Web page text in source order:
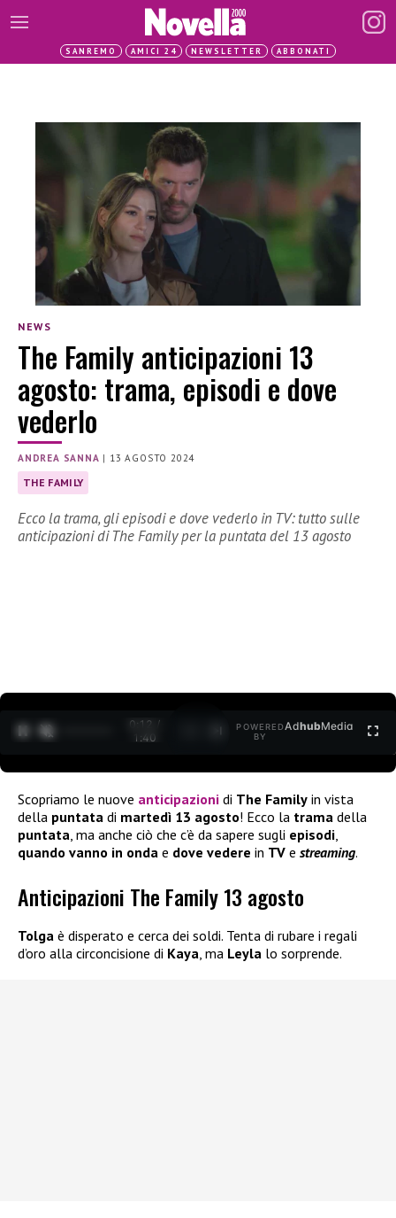
SANREMO AMICI 24 NEWSLETTER ABBONATI
NEWS
The Family anticipazioni 13
agosto: trama, episodi e dove
vederlo
ANDREA SANNA | 13 AGOSTO 2024
THE FAMILY
Ecco la trama, gli episodi e dove vederlo in TV: tutto sulle
anticipazioni di The Family per la puntata del 13 agosto
0:13 /
1:40
POWERED
BY
AdhubMedia
Scopriamo le nuove anticipazioni di The Family in vista
della puntata di martedì 13 agosto! Ecco la trama della
puntata , ma anche ciò che c’è da sapere sugli episodi
quando vanno in onda e dove vedere in TV e streaming.
Anticipazioni The Family 13 agosto
Tolga è disperato e cerca dei soldi. Tenta di rubare i regali
d’oro alla circoncisione di Kaya, ma Leyla lo sorprende.